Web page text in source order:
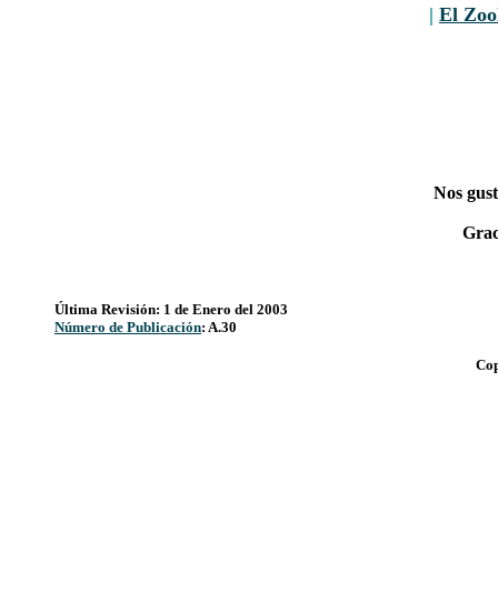
| El
Nos
Última Revisión: 1 de Enero del 2003
Número de Publicación: A.30